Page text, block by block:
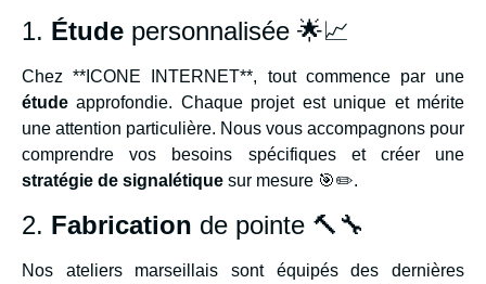
1. Étude personnalisée 🌟📈
Chez **ICONE INTERNET**, tout commence par une
étude approfondie. Chaque projet est unique et mérite
une attention particulière. Nous vous accompagnons pour
comprendre vos besoins spécifiques et créer une
stratégie de signalétique sur mesure 🎯✏️.
2. Fabrication de pointe 🔨🔧
Nos ateliers marseillais sont équipés des dernières